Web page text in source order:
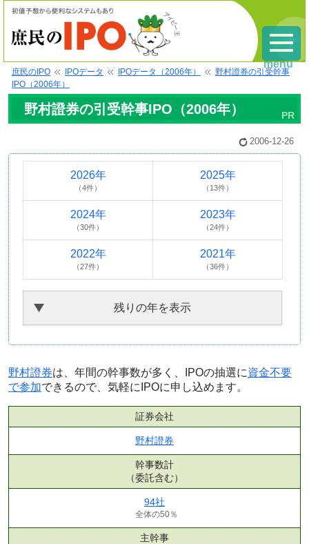
庶民のIPO IPOデータ IPOデータ（2006年）
野村證券の引受幹事
IPO（2006年）
野村證券の引受幹事IPO（2006年）
2006-12-26
2026年
（4件）
2025年
（13件）
2024年
（30件）
2023年
（24件）
2022年
（27件）
2021年
（36件）
残りの年を表示
野村證券は、年間の幹事数が多く、IPOの抽選に資金不要
で参加できるので、気軽にIPOに申し込めます。
証券会社
野村證券
幹事数計
（委託含む）
94社
全体の50％
主幹事
menu